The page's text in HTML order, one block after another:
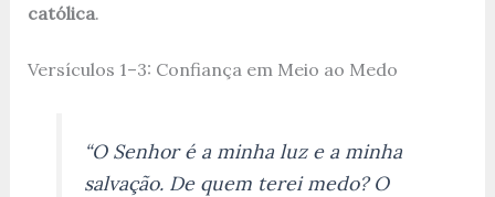
católica.
Versículos 1–3: Confiança em Meio ao Medo
“O Senhor é a minha luz e a minha
salvação. De quem terei medo? O